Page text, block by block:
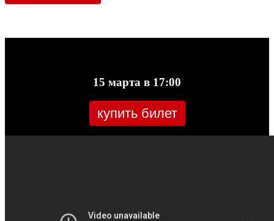
15 марта в 17:00
купить билет